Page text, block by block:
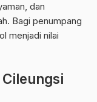
dan
Bagi penumpang
menjadi nilai